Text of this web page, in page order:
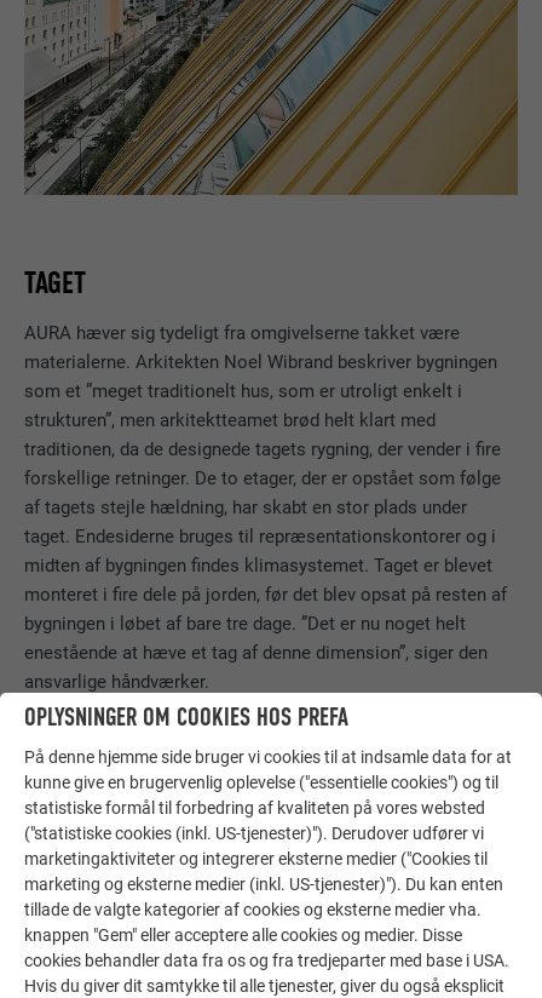
TAGET
AURA hæver sig tydeligt fra omgivelserne takket være
materialerne. Arkitekten Noel Wibrand beskriver bygningen
som et ”meget traditionelt hus, som er utroligt enkelt i
strukturen”, men arkitektteamet brød helt klart med
traditionen, da de designede tagets rygning, der vender i fire
forskellige retninger. De to etager, der er opstået som følge
af tagets stejle hældning, har skabt en stor plads under
taget. Endesiderne bruges til repræsentationskontorer og i
midten af bygningen findes klimasystemet. Taget er blevet
monteret i fire dele på jorden, før det blev opsat på resten af
bygningen i løbet af bare tre dage. ”Det er nu noget helt
enestående at hæve et tag af denne dimension”, siger den
ansvarlige håndværker.
OPLYSNINGER OM COOKIES HOS PREFA
På denne hjemme side bruger vi cookies til at indsamle data for at
kunne give en brugervenlig oplevelse ("essentielle cookies") og til
statistiske formål til forbedring af kvaliteten på vores websted
("statistiske cookies (inkl. US-tjenester)"). Derudover udfører vi
marketingaktiviteter og integrerer eksterne medier ("Cookies til
marketing og eksterne medier (inkl. US-tjenester)"). Du kan enten
tillade de valgte kategorier af cookies og eksterne medier vha.
knappen "Gem" eller acceptere alle cookies og medier. Disse
cookies behandler data fra os og fra tredjeparter med base i USA.
Hvis du giver dit samtykke til alle tjenester, giver du også eksplicit